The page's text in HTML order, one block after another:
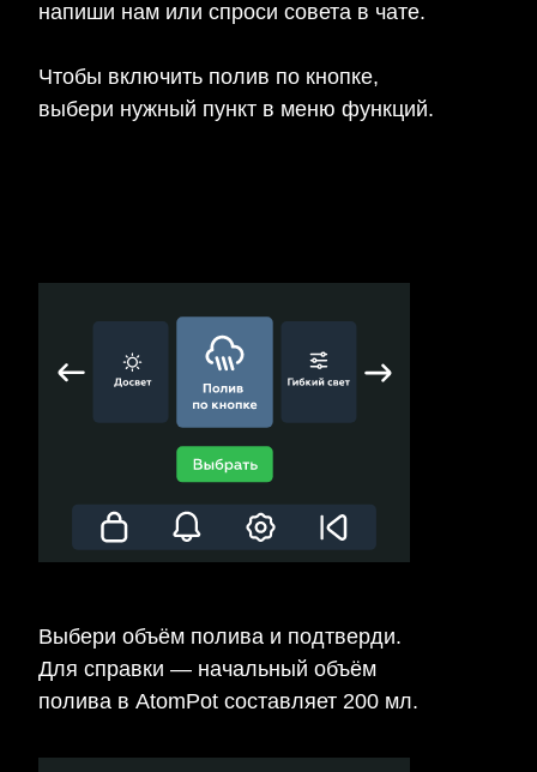
напиши нам или спроси совета в чате.
Чтобы включить полив по кнопке,
выбери нужный пункт в меню функций.
Выбери объём полива и подтверди.
Для справки — начальный объём
полива в AtomPot составляет 200 мл.